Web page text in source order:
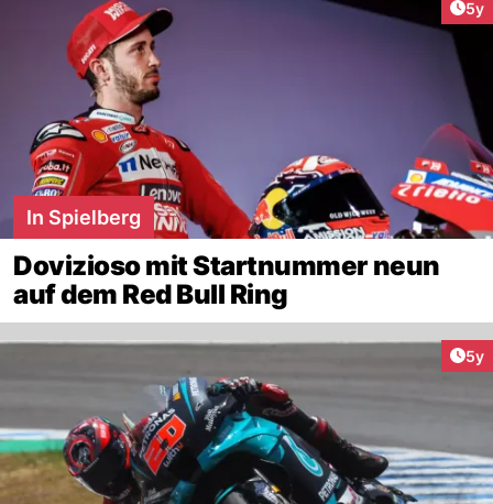
5y
In Spielberg
Dovizioso mit Startnummer neun
auf dem Red Bull Ring
5y